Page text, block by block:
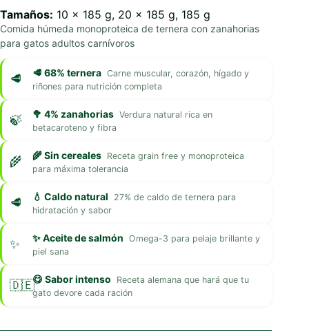
Tamaños: 10 x 185 g, 20 x 185 g, 185 g
Comida húmeda monoproteica de ternera con zanahorias
para gatos adultos carnívoros
🥩 68% ternera Carne muscular, corazón, hígado y
riñones para nutrición completa
🥦 4% zanahorias Verdura natural rica en
betacaroteno y fibra
🌾 Sin cereales Receta grain free y monoproteica
para máxima tolerancia
💧 Caldo natural
27% de caldo de ternera para
hidratación y sabor
✨ Aceite de salmón Omega-3 para pelaje brillante y
piel sana
😋 Sabor intenso
Receta alemana que hará que tu
gato devore cada ración